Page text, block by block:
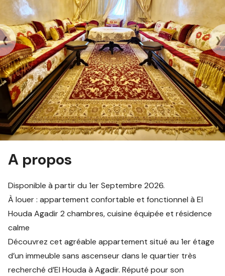
‹ ›
A propos
Disponible à partir du 1er Septembre 2026.
À louer : appartement confortable et fonctionnel à El
Houda Agadir 2 chambres, cuisine équipée et résidence
calme
Découvrez cet agréable appartement situé au 1er étage
d’un immeuble sans ascenseur dans le quartier très
recherché d’El Houda à Agadir. Réputé pour son